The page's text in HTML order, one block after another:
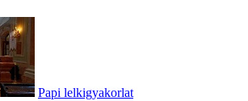
Papi lelkigyakorlat